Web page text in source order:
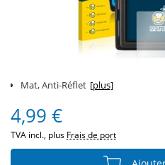
Mat, Anti-Réflet [plus]
4,99 €
TVA incl., plus Frais de port